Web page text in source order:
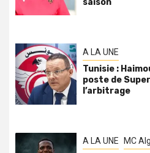
saison
A LA UNE
Tunisie :
poste de
l’arbitrage
A LA UNE MC